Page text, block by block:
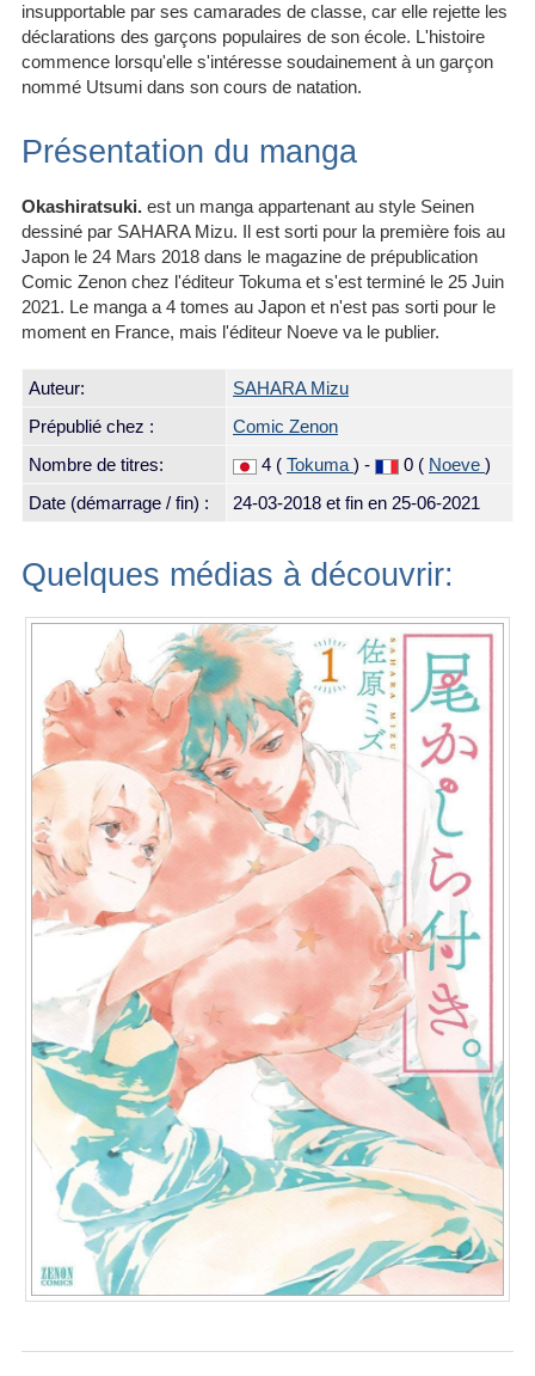
insupportable par ses camarades de classe, car elle rejette les
déclarations des garçons populaires de son école. L'histoire
commence lorsqu'elle s'intéresse soudainement à un garçon
nommé Utsumi dans son cours de natation.
Présentation du manga
Okashiratsuki. est un manga appartenant au style Seinen
dessiné par SAHARA Mizu. Il est sorti pour la première fois au
Japon le 24 Mars 2018 dans le magazine de prépublication
Comic Zenon chez l'éditeur Tokuma et s'est terminé le 25 Juin
2021. Le manga a 4 tomes au Japon et n'est pas sorti pour le
moment en France, mais l'éditeur Noeve va le publier.
Auteur:
SAHARA Mizu
Prépublié chez :
Comic Zenon
Nombre de titres:
4 ( Tokuma ) - 0 ( Noeve )
Date (démarrage / fin) :
24-03-2018 et fin en 25-06-2021
Quelques médias à découvrir: